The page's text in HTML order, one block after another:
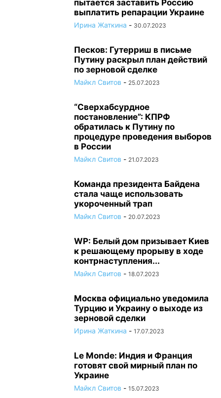
пытается заставить Россию
выплатить репарации Украине
Ирина Жаткина - 30.07.2023
Песков: Гутерриш в письме
Путину раскрыл план действий
по зерновой сделке
Майкл Свитов - 25.07.2023
“Сверхабсурдное
постановление”: КПРФ
обратилась к Путину по
процедуре проведения выборов
в России
Майкл Свитов - 21.07.2023
Команда президента Байдена
стала чаще использовать
укороченный трап
Майкл Свитов - 20.07.2023
WP: Белый дом призывает Киев
к решающему прорыву в ходе
контрнаступления...
Майкл Свитов - 18.07.2023
Москва официально уведомила
Турцию и Украину о выходе из
зерновой сделки
Ирина Жаткина - 17.07.2023
Le Monde: Индия и Франция
готовят свой мирный план по
Украине
Майкл Свитов - 15.07.2023